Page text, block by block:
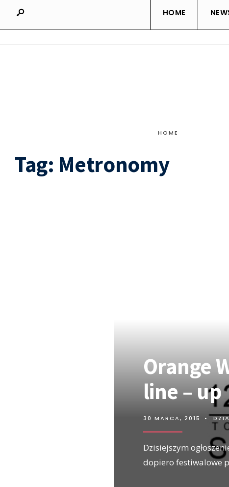
HOME
HOME
Tag: Metronomy
Orange
line – up
30 MARCA, 2015 •
Dzisiejszym
dopiero festiwalowe